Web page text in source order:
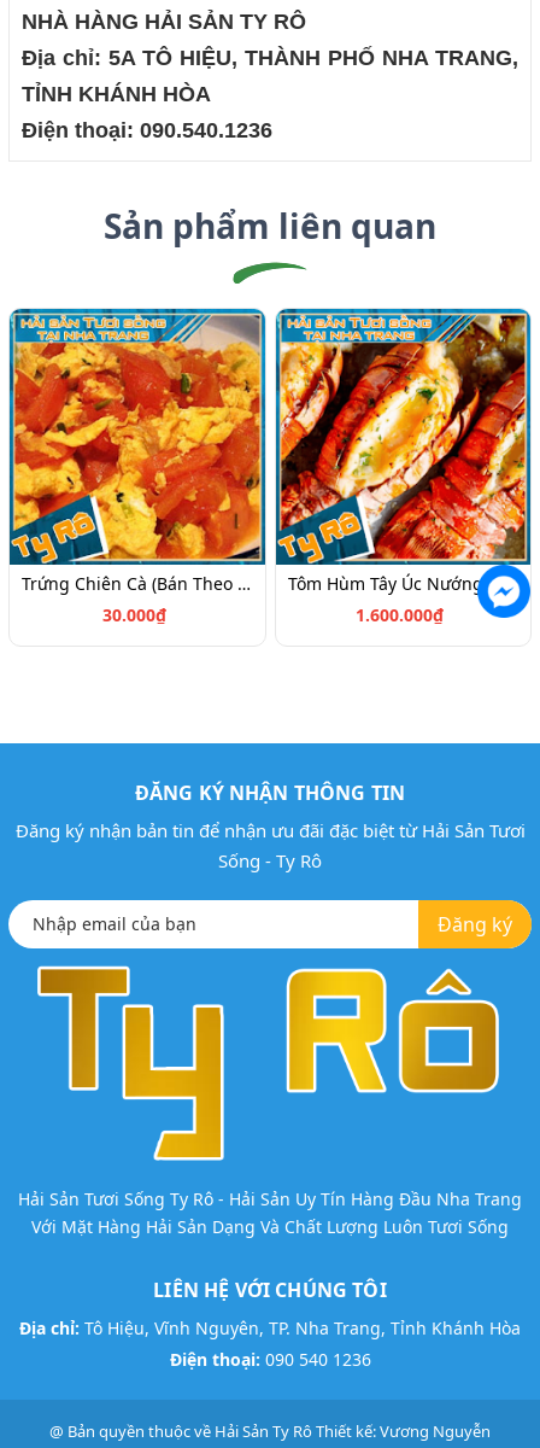
NHÀ HÀNG HẢI SẢN TY RÔ
Địa chỉ: 5A TÔ HIỆU, THÀNH PHỐ NHA TRANG,
TỈNH KHÁNH HÒA
Điện thoại: 090.540.1236
Sản phẩm liên quan
Trứng Chiên Cà (Bán Theo Phần)
30.000₫
Tôm Hùm Tây Úc Nướng/1kg (Size 1kg-1,2kg/Con) (Giá Có Thể Thay Đổi Theo Mùa)
1.600.000₫
ĐĂNG KÝ NHẬN THÔNG TIN
Đăng ký nhận bản tin để nhận ưu đãi đặc biệt từ Hải Sản Tươi
Sống - Ty Rô
Đăng ký
Hải Sản Tươi Sống Ty Rô - Hải Sản Uy Tín Hàng Đầu Nha Trang
Với Mặt Hàng Hải Sản Dạng Và Chất Lượng Luôn Tươi Sống
LIÊN HỆ VỚI CHÚNG TÔI
Địa chỉ: Tô Hiệu, Vĩnh Nguyên, TP. Nha Trang, Tỉnh Khánh Hòa
Điện thoại: 090 540 1236
@ Bản quyền thuộc về Hải Sản Ty RôThiết kế:Vương Nguyễn